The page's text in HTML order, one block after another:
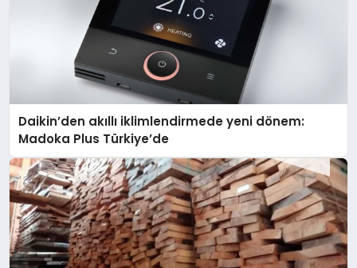
Daikin’den akıllı iklimlendirmede yeni dönem:
Madoka Plus Türkiye’de